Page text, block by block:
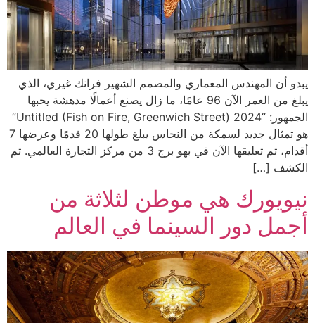
يبدو أن المهندس المعماري والمصمم الشهير فرانك غيري، الذي
يبلغ من العمر الآن 96 عامًا، ما زال يصنع أعمالًا مدهشة يحبها
الجمهور: “Untitled (Fish on Fire, Greenwich Street) 2024”
هو تمثال جديد لسمكة من النحاس يبلغ طولها 20 قدمًا وعرضها 7
أقدام، تم تعليقها الآن في بهو برج 3 من مركز التجارة العالمي. تم
الكشف […]
نيويورك هي موطن لثلاثة من
أجمل دور السينما في العالم